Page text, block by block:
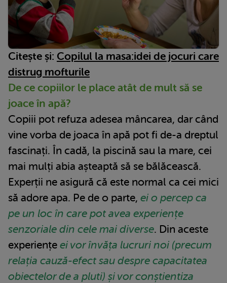
Citește și: Copilul la masa:idei de jocuri care
distrug mofturile
De ce copiilor le place atât de mult să se
joace în apă?
Copiii pot refuza adesea mâncarea, dar când
vine vorba de joaca în apă pot fi de-a dreptul
fascinați. În cadă, la piscină sau la mare, cei
mai mulți abia așteaptă să se bălăcească.
Experții ne asigură că este normal ca cei mici
să adore apa. Pe de o parte, ei o percep ca
pe un loc în care pot avea experiențe
senzoriale din cele mai diverse. Din aceste
experiențe ei vor învăța lucruri noi (precum
relația cauză-efect sau despre capacitatea
obiectelor de a pluti) și vor conștientiza